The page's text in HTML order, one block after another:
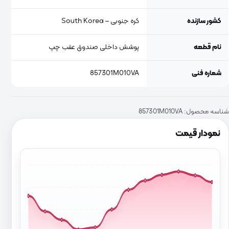
نمودار قیمت
کشور سازنده کره جنوبی – South Korea
نام قطعه پوشش داخلی صندوق عقب چپ
شماره فنی 857301M010VA
شناسه محصول: 857301M010VA